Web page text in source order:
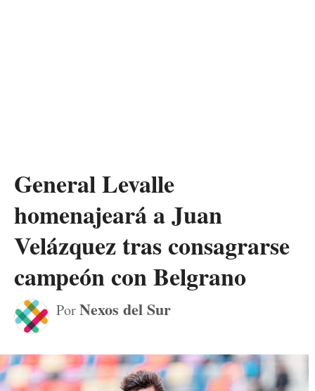
General Levalle
homenajeará a Juan
Velázquez tras consagrarse
campeón con Belgrano
PorNexos del Sur